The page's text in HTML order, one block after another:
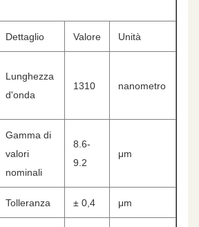
Dettaglio Valore Unità
Lunghezza
d'onda
1310 nanometro
Gamma di
valori
nominali
8.6-
9.2
μm
Tolleranza ± 0,4 μm